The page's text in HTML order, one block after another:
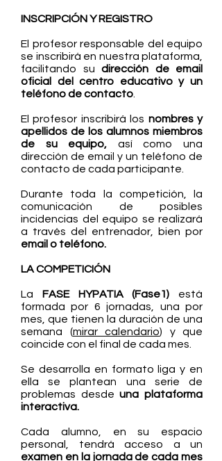
INSCRIPCIÓN Y REGISTRO
El profesor responsable del equipo
se inscribirá en nuestra plataforma,
facilitando su dirección de email
oficial del centro educativo y un
teléfono de contacto
El profesor inscribirá los nombres y
apellidos de los alumnos miembros
de su equipo, así como una
dirección de email y un teléfono de
contacto de cada participante.
Durante toda la competición, la
comunicación de posibles
incidencias del equipo se realizará
a través del entrenador, bien por
email o teléfono.
LA COMPETICIÓN
La FASE HYPATIA (Fase1) está
formada por 6 jornadas, una por
mes, que tienen la duración de una
semana (mirar calendario) y que
coincide con el final de cada mes.
Se desarrolla en formato liga y en
ella se plantean una serie de
problemas desdeuna plataforma
interactiva.
Cada alumno, en su espacio
personal, tendrá acceso a un
examen en la jornada de cada mes